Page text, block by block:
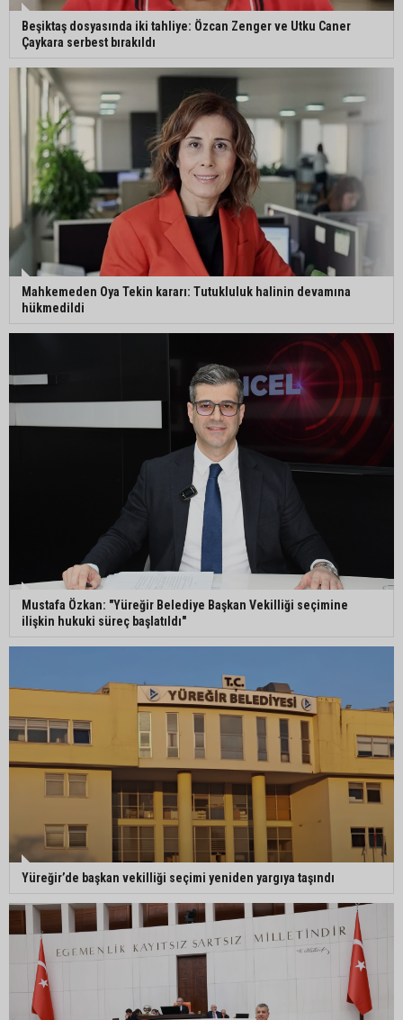
Eski polis memuru Ergün Karakaya’nın
öldürüldüğü silahlı kavganın görüntüleri ortaya
İmamoğlu’nda hijyen ve etiket kontrolü
Mustafa Özkan: "Yüreğir Belediye Başkan
Vekilliği seçimine ilişkin hukuki süreç başlatıldı"
Beşiktaş dosyasında iki tahliye: Özcan Zenger ve Utku Caner
Çaykara serbest bırakıldı
Mahkemeden Oya Tekin kararı: Tutukluluk halinin devamına
hükmedildi
Mustafa Özkan: "Yüreğir Belediye Başkan Vekilliği seçimine
ilişkin hukuki süreç başlatıldı"
Yüreğir’de başkan vekilliği seçimi yeniden yargıya taşındı